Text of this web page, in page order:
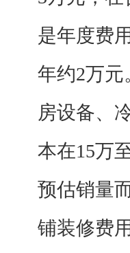
是年度费
年约2万
房设备、
本在15万
预估销量
铺装修费